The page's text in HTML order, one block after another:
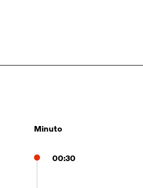
Minuto
00:30